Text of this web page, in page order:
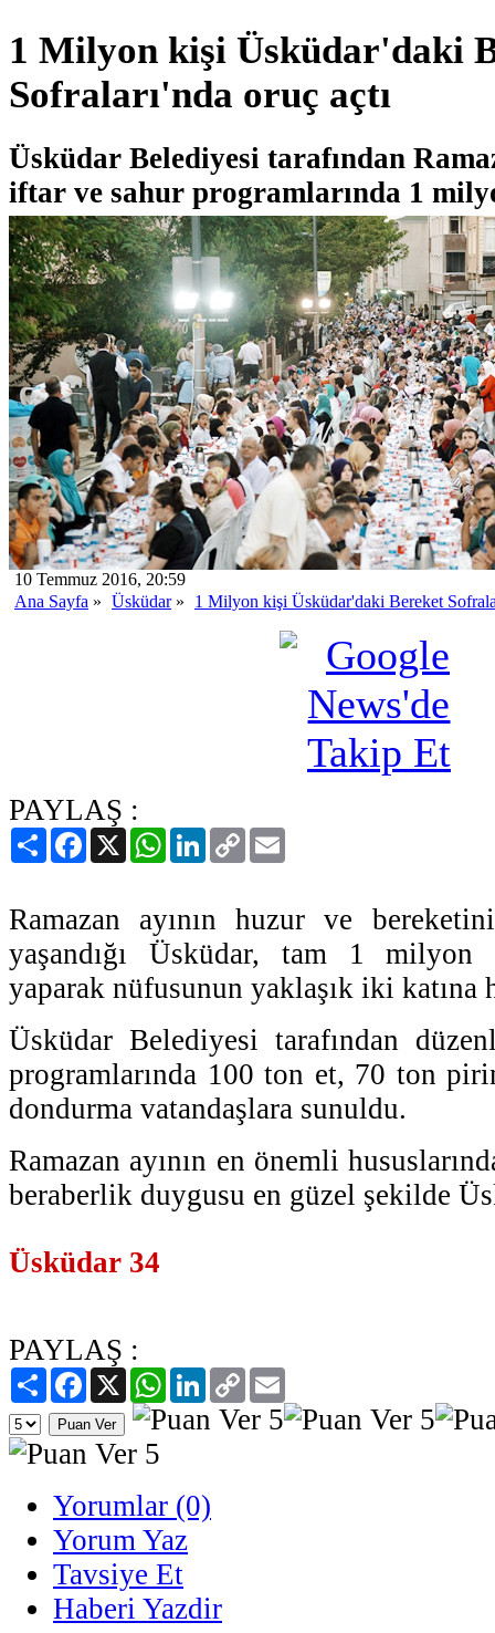
1 Milyon kişi Üsküdar'daki
Sofraları'nda oruç açtı
Üsküdar Belediyesi tarafından
iftar ve sahur programlarında 1
10 Temmuz 2016, 20:59
Ana Sayfa » Üsküdar» 1 Milyon kişi Üsküdar'daki Bereket
PAYLAŞ :
PaylaşFacebook
X WhatsAppLinkedIn
Copy
Link
Ramazan ayının huzur ve
yaşandığı Üsküdar, tam 1
yaparak nüfusunun yaklaşık iki
Üsküdar Belediyesi tarafından
programlarında 100 ton et, 70 ton
dondurma vatandaşlara sunuldu.
Ramazan ayının en önemli
beraberlik duygusu en güzel şekilde
Üsküdar 34
PAYLAŞ :
PaylaşFacebook
X WhatsAppLinkedIn
Copy
Link
Yorumlar (0)
Yorum Yaz
Tavsiye Et
Haberi Yazdir